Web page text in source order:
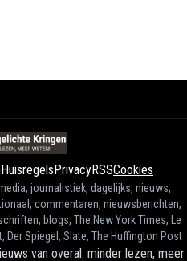
HuisregelsPrivacyRSSCookies
journalistiek, dagelijks, nieuws,
commentaren, nieuwsberichten,
blogs, The New York Times, Le
Der Spiegel, Slate, The Huffington Post
van overal: minder lezen, meer